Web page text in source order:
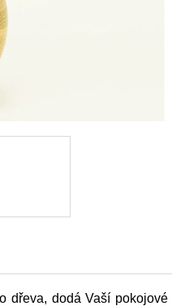
dřeva, dodá Vaší
HODINY MINIMAL
- JEDINEČNÉ 2
490 Kč